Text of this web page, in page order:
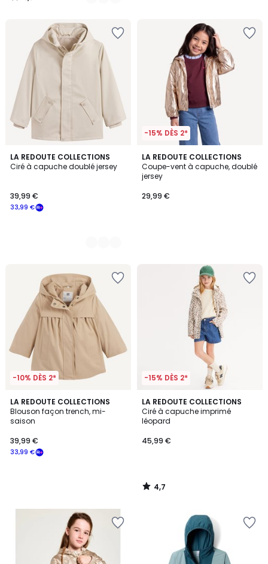
programme
pour
payer
la
place
33,99
LA REDOUTE COLLECTIONS
Ciré à capuche doublé jersey
33,99 €
39,99 €
3
Couleurs
-15% DÈS 2*
LA REDOUTE COLLECTIONS
Coupe-vent à capuche, doublé
jersey
29,99 €
-10% DÈS 2*
LA REDOUTE COLLECTIONS
Blouson façon trench, mi-
saison
33,99 €
39,99 €
-15% DÈS 2*
LA REDOUTE COLLECTIONS
Ciré à capuche imprimé
léopard
45,99 €
4,7
/ 5
4,7
/